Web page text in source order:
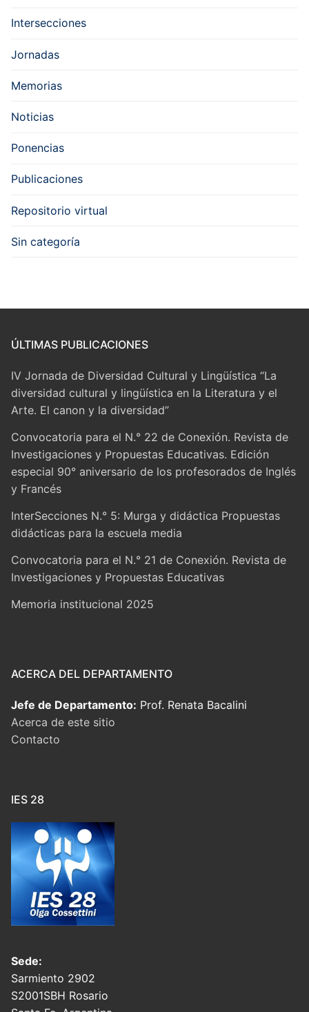
Intersecciones
Jornadas
Memorias
Noticias
Ponencias
Publicaciones
Repositorio virtual
Sin categoría
ÚLTIMAS PUBLICACIONES
IV Jornada de Diversidad Cultural y Lingüística “La
diversidad cultural y lingüística en la Literatura y el
Arte. El canon y la diversidad”
Convocatoria para el N.° 22 de Conexión. Revista de
Investigaciones y Propuestas Educativas. Edición
especial 90° aniversario de los profesorados de Inglés
y Francés
InterSecciones N.° 5: Murga y didáctica Propuestas
didácticas para la escuela media
Convocatoria para el N.° 21 de Conexión. Revista de
Investigaciones y Propuestas Educativas
Memoria institucional 2025
ACERCA DEL DEPARTAMENTO
Jefe de Departamento: Prof. Renata Bacalini
Acerca de este sitio
Contacto
IES 28
Sede:
Sarmiento 2902
S2001SBH Rosario